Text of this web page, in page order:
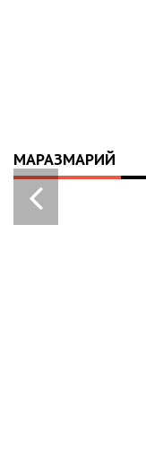
МАРАЗМАРИЙ